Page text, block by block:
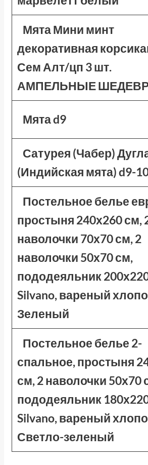
Мята Мини минт
декоративная
Сем Алт/цп 3 шт.
АМПЕЛЬНЫЕ
Мята d9
Сатурея (Чабер)
(Индийская мята) d9-
Постельное белье
простыня 240х260 см,
наволочки 70х70 см, 2
наволочки 50х70 см,
пододеяльник
Silvano, вареный
Зеленый
Постельное белье 2-
спальное, простыня
см, 2 наволочки 50х70
пододеяльник
Silvano, вареный
Светло-зеленый